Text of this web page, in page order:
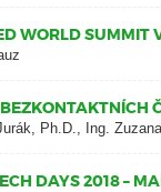
WORLD SUMMIT
Ph.D., Ing.
DAYS 2018 –